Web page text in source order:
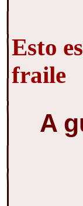
Esto
fraile
A